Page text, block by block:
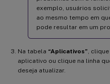
exemplo, usuários
ao mesmo tempo em
pode resultar em um
Na tabela “Aplicativos”,
aplicativo ou clique na linha
deseja atualizar.